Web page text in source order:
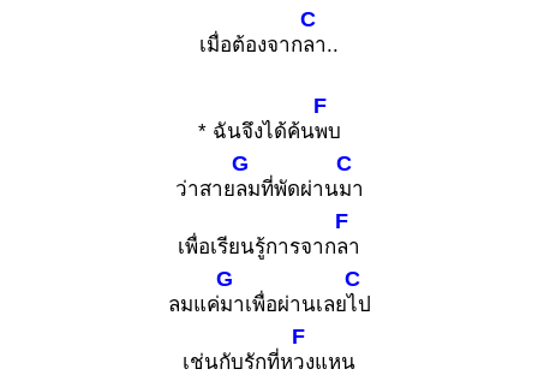
เมื่อต้องจาก
C
ลา..
* ฉันจึงได้ค้น
F
พบ
ว่าสาย
G
ลมที่พัดผ่าน
C
มา
เพื่อเรียนรู้การจาก
F
ลา
ลมแค่
G
มาเพื่อผ่านเลย
C
ไป
เช่นกับรักที่ห
F
วงแหน